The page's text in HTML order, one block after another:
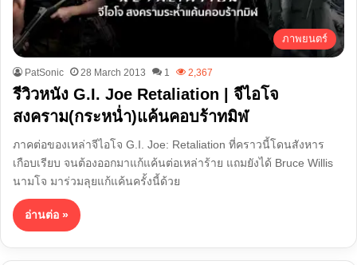
ภาพยนตร์
PatSonic 28 March 2013 1 2,367
รีวิวหนัง G.I. Joe Retaliation | จีไอโจ
สงคราม(กระหน่ำ)แค้นคอบร้าทมิฬ
ภาคต่อของเหล่าจีไอโจ G.I. Joe: Retaliation ที่คราวนี้โดนสังหาร
เกือบเรียบ จนต้องออกมาแก้แค้นต่อเหล่าร้าย แถมยังได้ Bruce Willis
นามโจ มาร่วมลุยแก้แค้นครั้งนี้ด้วย
อ่านต่อ »